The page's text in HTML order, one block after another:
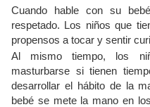
Cuando hable con su
respetado. Los niños que
propensos a tocar y sentir
Al mismo tiempo, los
masturbarse si tienen
desarrollar el hábito de la
bebé se mete la mano en